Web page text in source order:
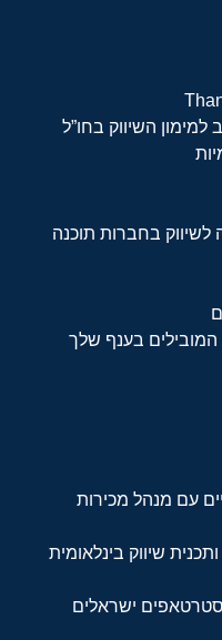
השיווק בחו”ל
לשיווק בחברות תוכנה
בענף שלך
עם מנהל מכירות
ישראלים